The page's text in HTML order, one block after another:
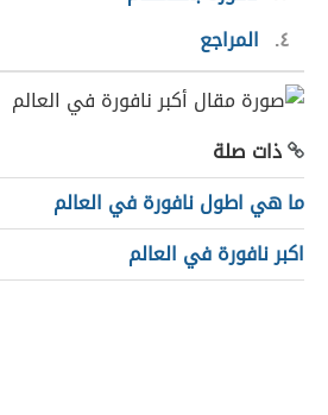
٤
المراجع
ذات صلة
ما هي اطول نافورة في العالم
اكبر نافورة في العالم